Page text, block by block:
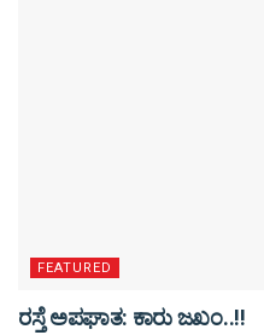
FEATURED
ರಸ್ತೆ ಅಪಘಾತ: ಕಾರು ಜಖಂ..!!